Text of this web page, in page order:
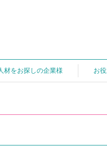
材をお探しの企業様 お